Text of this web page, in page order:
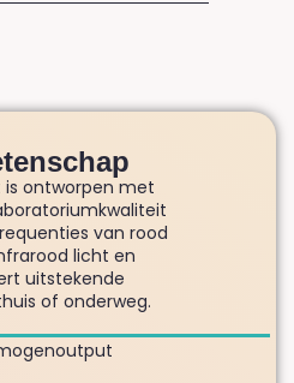
ontworpen met
van rood
licht en
uitstekende
of onderweg.